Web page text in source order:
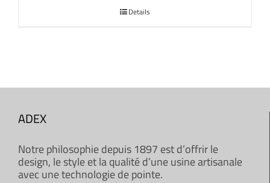
Details
ADEX
Notre philosophie depuis 1897 est d’offrir le
design, le style et la qualité d’une usine artisanale
avec une technologie de pointe.